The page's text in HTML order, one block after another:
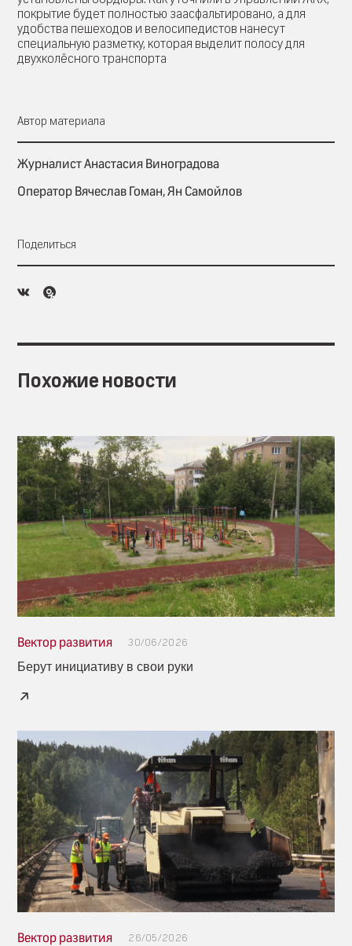
покрытие будет полностью заасфальтировано, а для
удобства пешеходов и велосипедистов нанесут
специальную разметку, которая выделит полосу для
двухколёсного транспорта
Автор материала
Журналист Анастасия Виноградова
Оператор Вячеслав Гоман, Ян Самойлов
Поделиться
Похожие новости
Вектор развития 30/06/2026
Берут инициативу в свои руки
Вектор развития 26/05/2026